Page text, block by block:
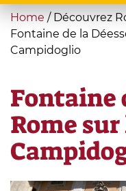
You
are
here
Home / Découvrez
Fontaine de la
Campidoglio
Fontaine
Rome